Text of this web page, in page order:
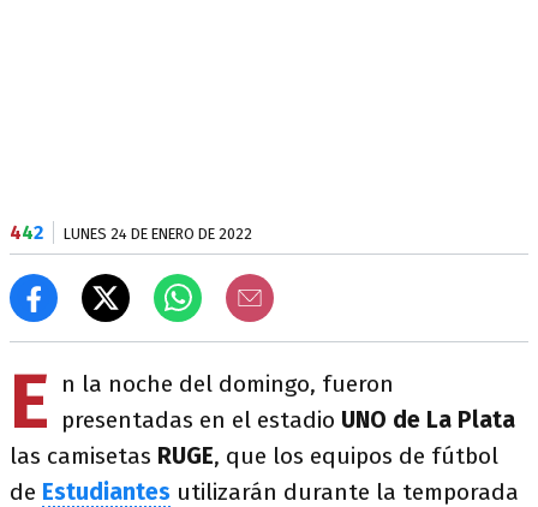
442 LUNES 24 DE ENERO DE 2022
E
n la noche del domingo, fueron
presentadas en el estadio UNO de La Plata
las camisetas RUGE, que los equipos de fútbol
de Estudiantes utilizarán durante la temporada